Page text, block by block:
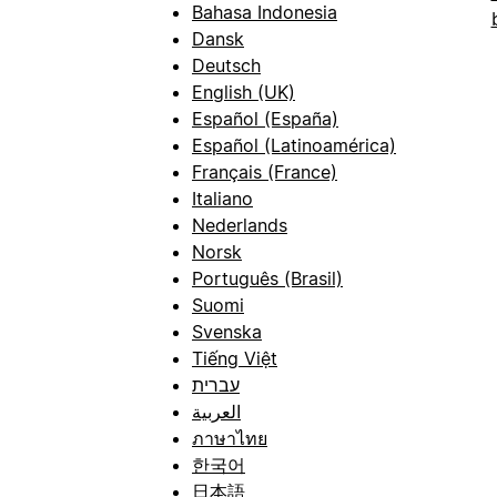
Bahasa Indonesia
Dansk
Deutsch
English (UK)
Español (España)
Español (Latinoamérica)
Français (France)
Italiano
Nederlands
Norsk
Português (Brasil)
Suomi
Svenska
Tiếng Việt
עברית
العربية
ภาษาไทย
한국어
日本語